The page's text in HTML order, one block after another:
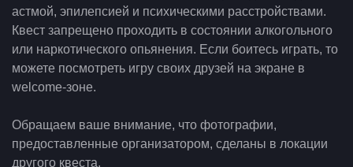
астмой, эпилепсией и психическими расстройствами.
Квест запрещено проходить в состоянии алкогольного
или наркотического опьянения. Если боитесь играть, то
можете посмотреть игру своих друзей на экране в
welcome-зоне.
Обращаем ваше внимание, что фотографии,
предоставленные организатором, сделаны в локации
другого квеста.